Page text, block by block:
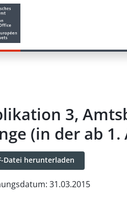
3,
(in der ab
Datei herunterladen
: 31.03.2015